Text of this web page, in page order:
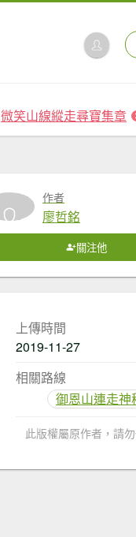
微笑山線縱走尋寶集章
作者
廖哲銘
關注他
上傳時間
2019-11-27
相關路線
御恩山連走神
此版權屬原作者，請